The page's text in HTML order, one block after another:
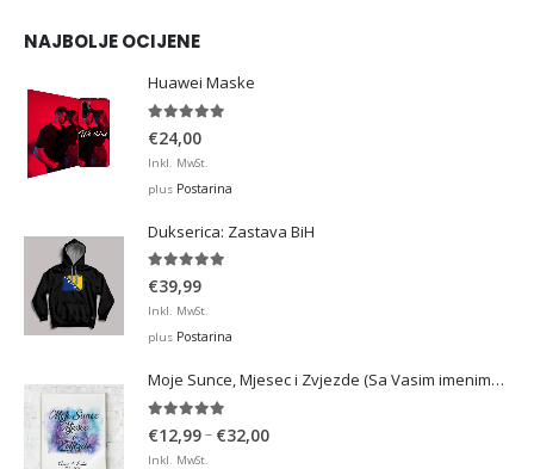
NAJBOLJE OCIJENE
Huawei Maske
5.00out of 5
€24,00
Inkl. MwSt.
plus Postarina
Dukserica: Zastava BiH
5.00out of 5
€39,99
Inkl. MwSt.
plus Postarina
Moje Sunce, Mjesec i Zvjezde (Sa Vasim imenima i datumom)
5.00out of 5
€12,99– €32,00Price
Inkl. MwSt.